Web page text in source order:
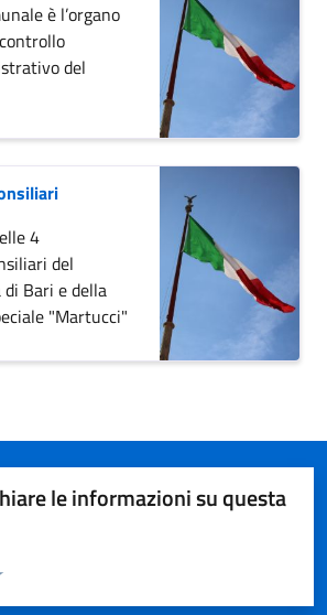
è l’organo
del
4
del
Bari e della
"Martucci"
le informazioni su questa
pagina
5 stelle su 5
stelle su 5
su 5
5